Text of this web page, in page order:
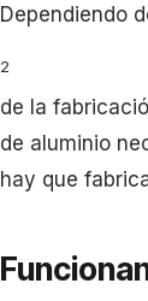
Dependiendo
2
de la
de aluminio
hay que